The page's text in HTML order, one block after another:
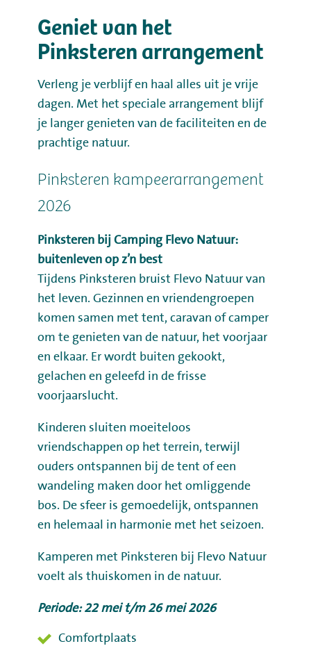
Geniet van het
Pinksteren arrangement
Verleng je verblijf en haal alles uit je vrije
dagen. Met het speciale arrangement blijf
je langer genieten van de faciliteiten en de
prachtige natuur.
Pinksteren kampeerarrangement
2026
Pinksteren bij Camping Flevo Natuur:
buitenleven op z’n best
Tijdens Pinksteren bruist Flevo Natuur van
het leven. Gezinnen en vriendengroepen
komen samen met tent, caravan of camper
om te genieten van de natuur, het voorjaar
en elkaar. Er wordt buiten gekookt,
gelachen en geleefd in de frisse
voorjaarslucht.
Kinderen sluiten moeiteloos
vriendschappen op het terrein, terwijl
ouders ontspannen bij de tent of een
wandeling maken door het omliggende
bos. De sfeer is gemoedelijk, ontspannen
en helemaal in harmonie met het seizoen.
Kamperen met Pinksteren bij Flevo Natuur
voelt als thuiskomen in de natuur.
Periode: 22 mei t/m 26 mei 2026
Comfortplaats